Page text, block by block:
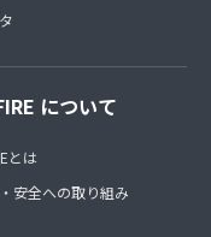
について
とは
安全への取り組み